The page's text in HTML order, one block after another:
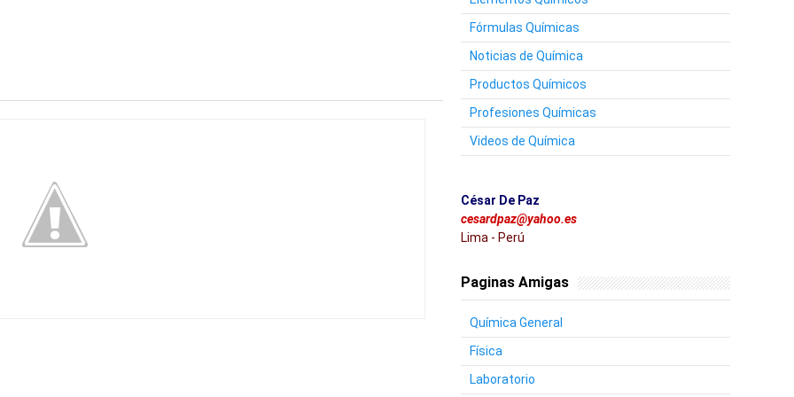
Fórmulas Químicas
Noticias de Química
Productos Químicos
Profesiones Químicas
Videos de Química
César De Paz
cesardpaz@yahoo.es
Lima - Perú
Paginas Amigas
Química General
Física
Laboratorio